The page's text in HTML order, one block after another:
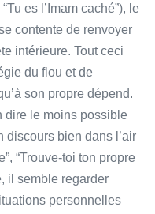
es l’Imam caché”), le
contente de renvoyer
intérieure. Tout ceci
du flou et de
son propre dépend.
dire le moins possible
discours bien dans l’air
“Trouve-toi ton propre
il semble regarder
personnelles